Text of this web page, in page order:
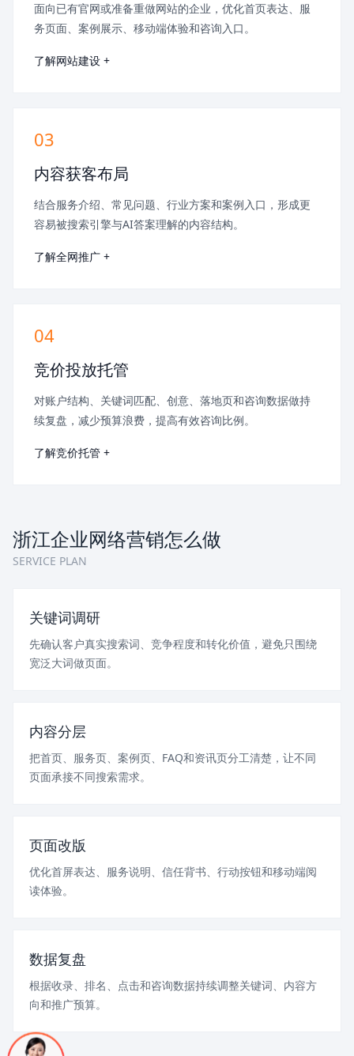
面向已有官网或准备重做网站的企业，优化首页表达、服
务页面、案例展示、移动端体验和咨询入口。
了解网站建设 +
03
内容获客布局
结合服务介绍、常见问题、行业方案和案例入口，形成更
容易被搜索引擎与AI答案理解的内容结构。
了解全网推广 +
04
竞价投放托管
对账户结构、关键词匹配、创意、落地页和咨询数据做持
续复盘，减少预算浪费，提高有效咨询比例。
了解竞价托管 +
浙江企业网络营销怎么做
SERVICE PLAN
关键词调研
先确认客户真实搜索词、竞争程度和转化价值，避免只围绕
宽泛大词做页面。
内容分层
把首页、服务页、案例页、FAQ和资讯页分工清楚，让不同
页面承接不同搜索需求。
页面改版
优化首屏表达、服务说明、信任背书、行动按钮和移动端阅
读体验。
数据复盘
根据收录、排名、点击和咨询数据持续调整关键词、内容方
向和推广预算。